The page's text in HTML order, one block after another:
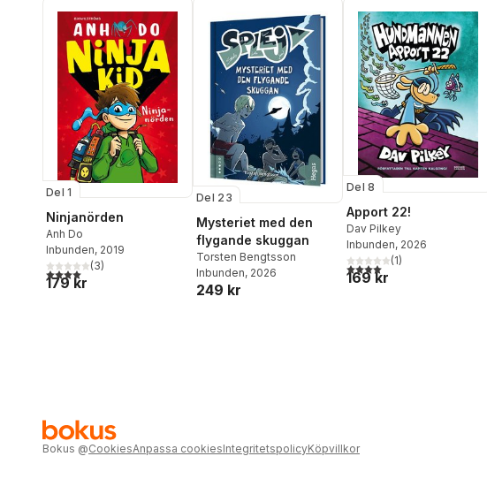
Del 1
Ninjanörden
Anh Do
Inbunden, 2019
4,0utav 5 stjärnor. Totalt antal röster:
(3)
179 kr
Del 23
Mysteriet med den
flygande skuggan
Torsten Bengtsson
Inbunden, 2026
249 kr
Del 8
Apport 22!
Dav Pilkey
Inbunden, 2026
4,0utav 5 stjärnor. Totalt
(1)
169 kr
Bokus @CookiesAnpassa cookiesIntegritetspolicyKöpvillkor